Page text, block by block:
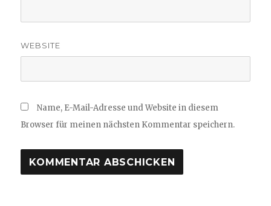
WEBSITE
Name, E-Mail-Adresse und Website in diesem
Browser für meinen nächsten Kommentar speichern.